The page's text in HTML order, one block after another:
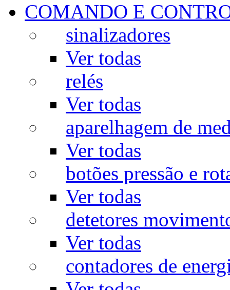
COMANDO E
sinalizadores
Ver todas
relés
Ver todas
aparelhagem de
Ver todas
botões pressão e
Ver todas
detetores
Ver todas
contadores de